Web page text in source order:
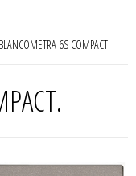
BLANCOMETRA 6S COMPACT.